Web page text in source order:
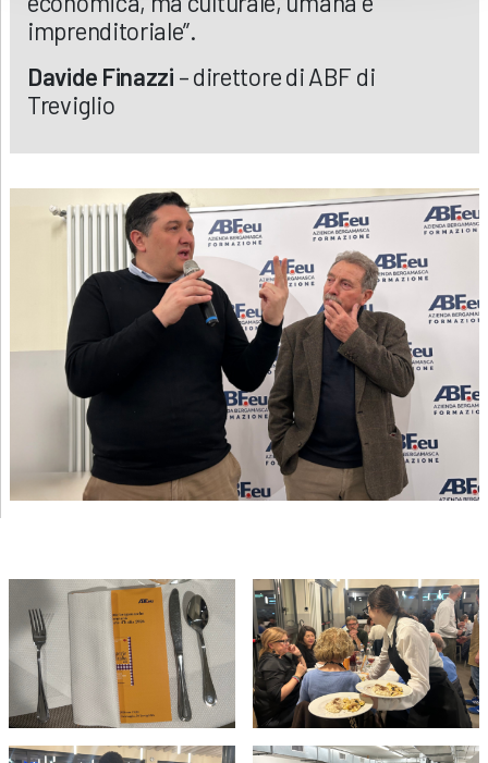
imprenditoriale”.
Davide Finazzi – direttore di ABF di
Treviglio